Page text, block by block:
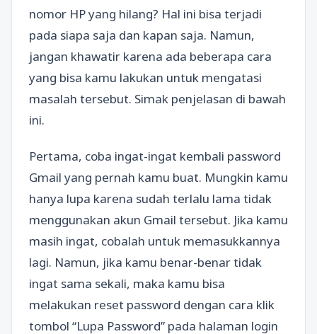
nomor HP yang hilang? Hal ini bisa terjadi
pada siapa saja dan kapan saja. Namun,
jangan khawatir karena ada beberapa cara
yang bisa kamu lakukan untuk mengatasi
masalah tersebut. Simak penjelasan di bawah
ini.
Pertama, coba ingat-ingat kembali password
Gmail yang pernah kamu buat. Mungkin kamu
hanya lupa karena sudah terlalu lama tidak
menggunakan akun Gmail tersebut. Jika kamu
masih ingat, cobalah untuk memasukkannya
lagi. Namun, jika kamu benar-benar tidak
ingat sama sekali, maka kamu bisa
melakukan reset password dengan cara klik
tombol “Lupa Password” pada halaman login